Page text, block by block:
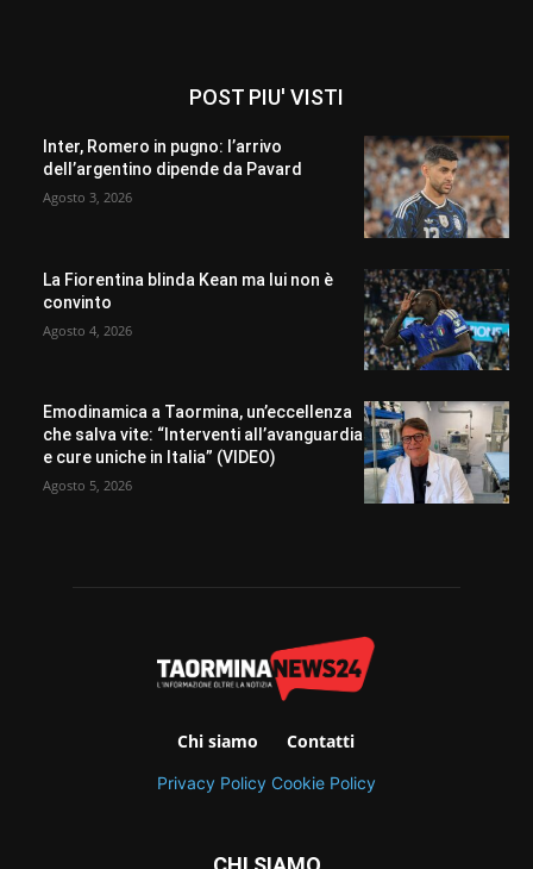
POST PIU' VISTI
Inter, Romero in pugno: l’arrivo
dell’argentino dipende da Pavard
Agosto 3, 2026
La Fiorentina blinda Kean ma lui non è
convinto
Agosto 4, 2026
Emodinamica a Taormina, un’eccellenza
che salva vite: “Interventi all’avanguardia
e cure uniche in Italia” (VIDEO)
Agosto 5, 2026
Chi siamo Contatti
Privacy Policy Cookie Policy